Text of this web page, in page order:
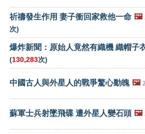
祈禱發生作用 妻子衝回家救他一命 🖼️
次)
爆炸新聞：原始人竟然有織機 織帽子
(130,283次)
中國古人與外星人的戰爭驚心動魄 🖼️
蘇軍士兵射墜飛碟 遭外星人變石頭 🖼️